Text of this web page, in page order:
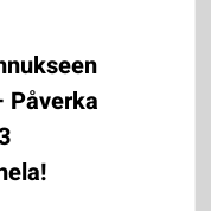
Påverka